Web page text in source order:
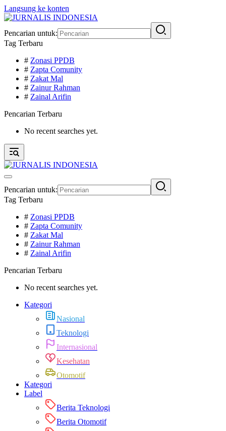
Langsung ke konten
Pencarian untuk:
Tag Terbaru
# Zonasi PPDB
# Zapta Comunity
# Zakat Mal
# Zainur Rahman
# Zainal Arifin
Pencarian Terbaru
No recent searches yet.
Pencarian untuk:
Tag Terbaru
# Zonasi PPDB
# Zapta Comunity
# Zakat Mal
# Zainur Rahman
# Zainal Arifin
Pencarian Terbaru
No recent searches yet.
Kategori
Nasional
Teknologi
Internasional
Kesehatan
Otomotif
Kategori
Label
Berita Teknologi
Berita Otomotif